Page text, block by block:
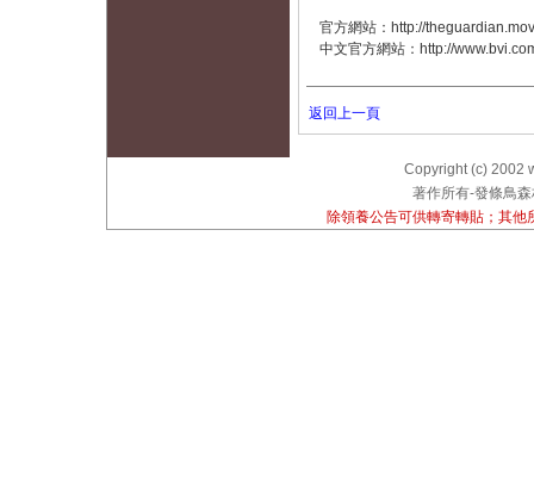
官方網站：http://
中文官方網站：http://
返回上一頁
Copyright (c) 2002
著作所有-發條鳥
除領養公告可供轉寄轉貼；其